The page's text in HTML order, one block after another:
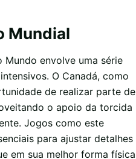
Mundial
envolve uma série
O Canadá, como
de realizar parte de
o apoio da torcida
Jogos como este
para ajustar detalhes
em sua melhor forma física